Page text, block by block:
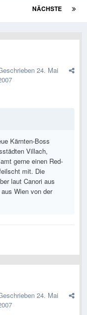
NÄCHSTE
24. Mai
Kärnten-Boss
Villach,
gerne einen Red-
mit. Die
laut Canori aus
Wien von der
24. Mai